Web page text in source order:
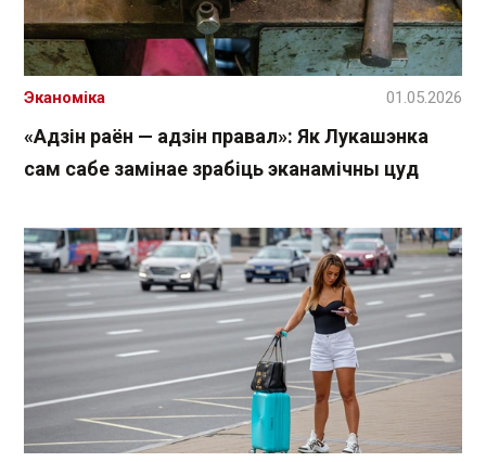
«Адзін раён — адзін правал»: Як Лукашэнка
сам сабе замінае зрабіць эканамічны цуд
Эканоміка 01.05.2026